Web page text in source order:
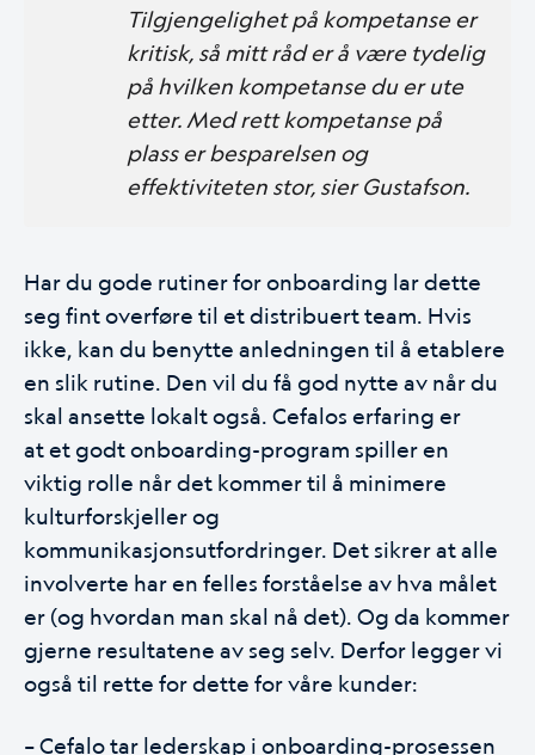
Tilgjengelighet på kompetanse er
kritisk, så mitt råd er å være tydelig
på hvilken kompetanse du er ute
etter. Med rett kompetanse på
plass er besparelsen og
effektiviteten stor, sier Gustafson.
Har du gode rutiner for onboarding lar dette
seg fint overføre til et distribuert team. Hvis
ikke, kan du benytte anledningen til å etablere
en slik rutine. Den vil du få god nytte av når du
skal ansette lokalt også. Cefalos erfaring er
atet godt onboarding-program spiller en
viktig rolle når det kommer til å minimere
kulturforskjeller og
kommunikasjonsutfordringer. Det sikrer at alle
involverte har en felles forståelse av hva målet
er (og hvordan man skal nå det). Og da kommer
gjerne resultatene av seg selv. Derfor legger vi
også til rette for dette for våre kunder:
– Cefalo tar lederskap i onboarding-prosessen